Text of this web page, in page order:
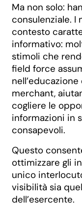
Ma non solo:
consulenziale. I
contesto
informativo:
stimoli che
field force
merchant,
cogliere le
informazioni in
consapevoli.
Questo
ottimizzare gli
unico
visibilità sia
dell’esercente.